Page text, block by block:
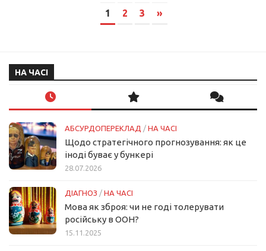
1 2 3 »
НА ЧАСІ
АБСУРДОПЕРЕКЛАД / НА ЧАСІ
Щодо стратегічного прогнозування: як це
іноді буває у бункері
28.07.2026
ДІАГНОЗ / НА ЧАСІ
Мова як зброя: чи не годі толерувати
російську в ООН?
15.11.2025